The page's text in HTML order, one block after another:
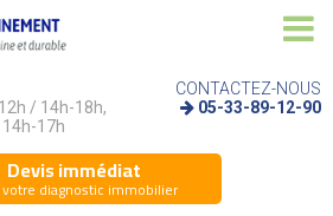
/ 14h-18h,
17h
CONTACTEZ-NOUS
05-33-89-12-90
Devis immédiat
diagnostic immobilier